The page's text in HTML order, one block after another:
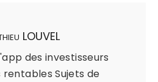
LOUVEL
des investisseurs
Sujets de